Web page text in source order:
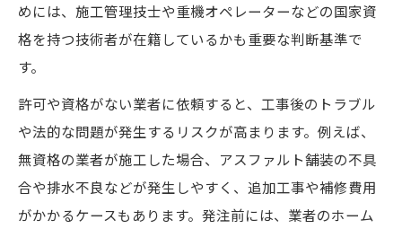
めには、施工管理技士や重機オペレーターなどの国家資
格を持つ技術者が在籍しているかも重要な判断基準で
す。
許可や資格がない業者に依頼すると、工事後のトラブル
や法的な問題が発生するリスクが高まります。例えば、
無資格の業者が施工した場合、アスファルト舗装の不具
合や排水不良などが発生しやすく、追加工事や補修費用
がかかるケースもあります。発注前には、業者のホーム